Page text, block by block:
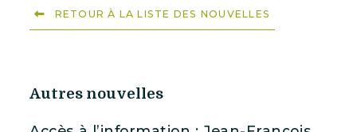
RETOUR À LA LISTE DES NOUVELLES
Autres nouvelles